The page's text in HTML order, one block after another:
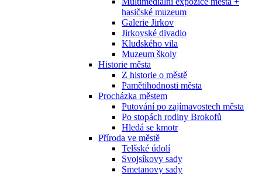
hasičské muzeum
Galerie Jirkov
Jirkovské divadlo
Kludského vila
Muzeum školy
Historie města
Z historie o městě
Pamětihodnosti města
Procházka městem
Putování po zajímavostech města
Po stopách rodiny Brokofů
Hledá se kmotr
Příroda ve městě
Telšské údolí
Svojsíkovy sady
Smetanovy sady